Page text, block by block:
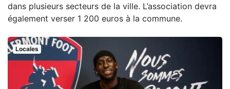
dans plusieurs secteurs de la ville. L’association devra
également verser 1 200 euros à la commune.
Locales